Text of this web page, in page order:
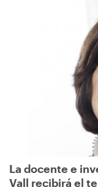
La docente e
Vall recibirá el